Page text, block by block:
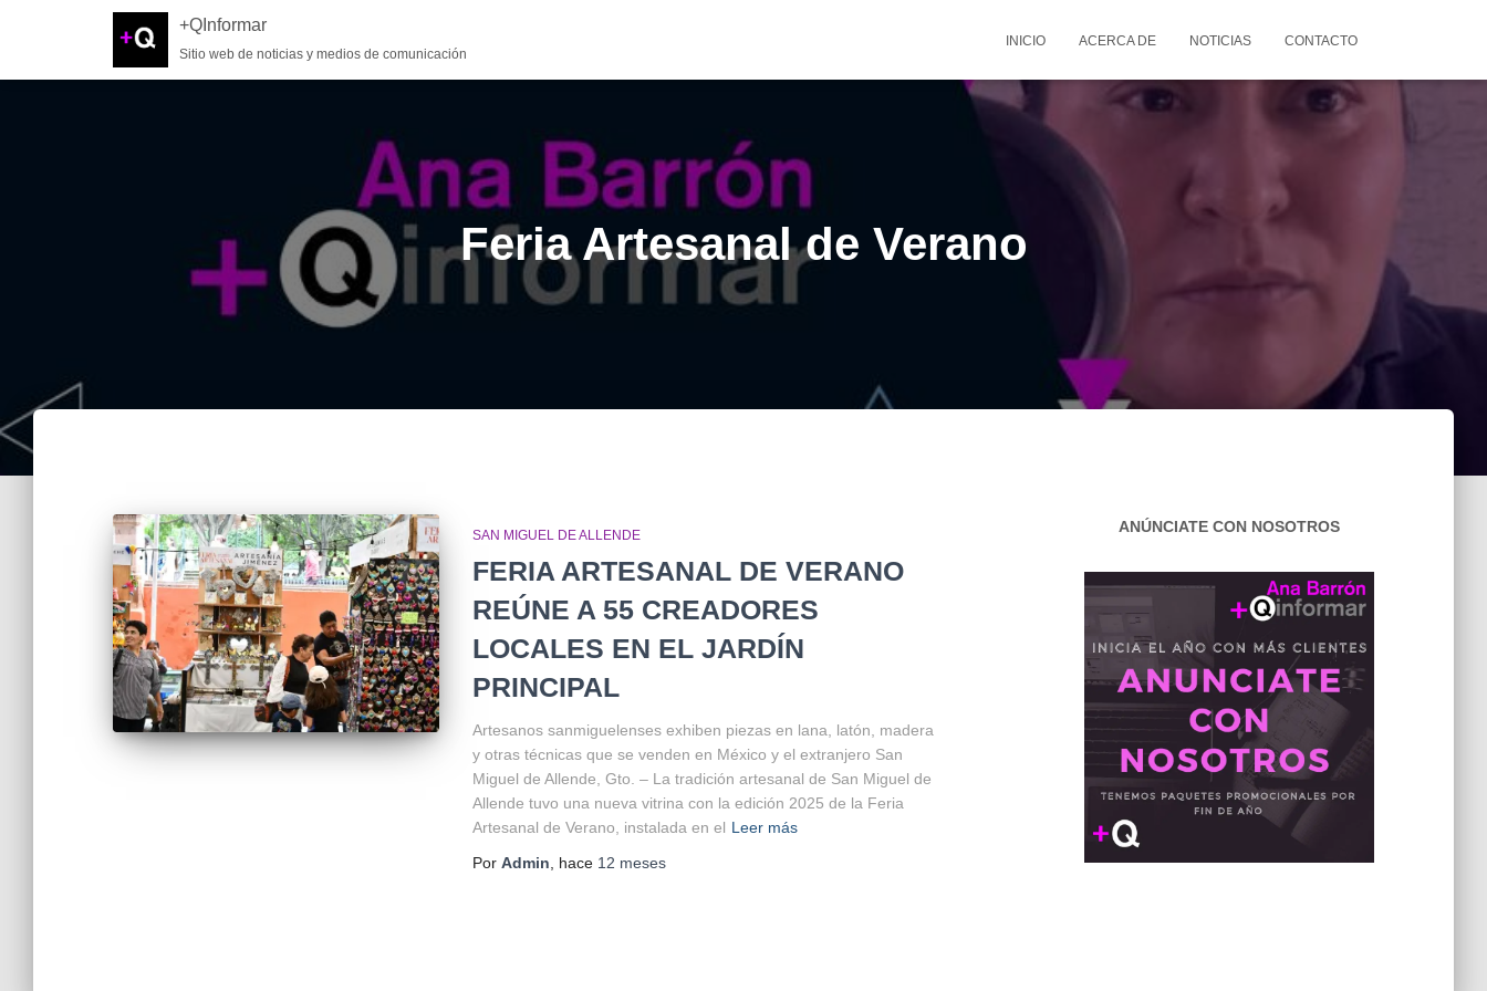
+QInformar
Sitio web de noticias y medios de comunicación
INICIO ACERCA DE NOTICIAS CONTACTO
Feria Artesanal de Verano
SAN MIGUEL DE ALLENDE
FERIA ARTESANAL DE VERANO
REÚNE A 55 CREADORES
LOCALES EN EL JARDÍN
PRINCIPAL
Artesanos sanmiguelenses exhiben piezas en lana, latón, madera
y otras técnicas que se venden en México y el extranjero San
Miguel de Allende, Gto. – La tradición artesanal de San Miguel de
Allende tuvo una nueva vitrina con la edición 2025 de la Feria
Artesanal de Verano, instalada en el Leer más
Por Admin , hace 12 meses
ANÚNCIATE CON NOSOTROS